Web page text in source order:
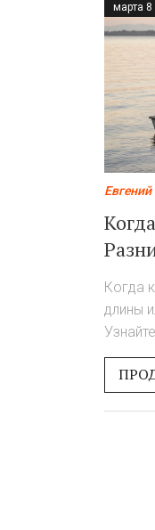
марта 8
для
Когда
длины
в яхту,